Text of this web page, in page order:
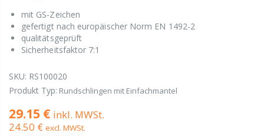
mit GS-Zeichen
gefertigt nach europäischer Norm EN 1492-2
qualitätsgeprüft
Sicherheitsfaktor 7:1
SKU: RS100020
Produkt Typ: Rundschlingen mit Einfachmantel
29.15 € inkl. MWSt.
24.50 € excl. MWSt.